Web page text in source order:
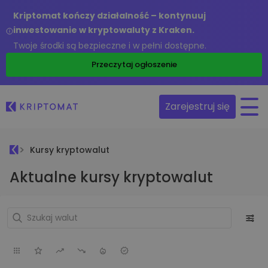
Kriptomat kończy działalność – kontynuuj
inwestowanie w kryptowaluty z Kraken.
Twoje środki są bezpieczne i w pełni dostępne.
Przeczytaj ogłoszenie
Zarejestruj się
Kursy kryptowalut
Aktualne kursy kryptowalut